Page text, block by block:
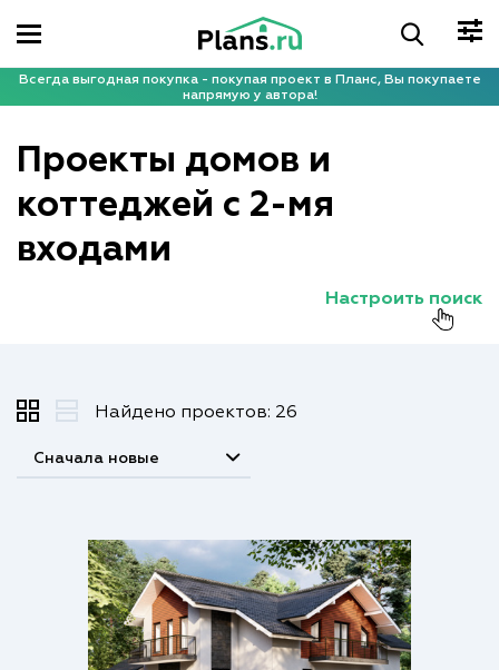
Всегда выгодная покупка - покупая проект в Планс, Вы покупаете
напрямую у автора!
Проекты домов и
коттеджей с 2-мя
входами
Настроить поиск
Сначала новые
Найдено проектов: 26